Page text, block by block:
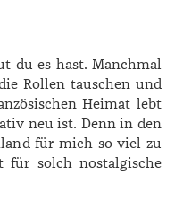
du es hast. Manchmal
Rollen tauschen und
Heimat lebt
neu ist. Denn in den
für mich so viel zu
für solch nostalgische